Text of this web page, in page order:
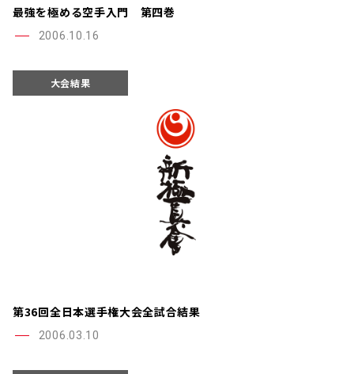
最強を極める空手入門 第四巻
2006.10.16
大会結果
第36回全日本選手権大会全試合結果
2006.03.10